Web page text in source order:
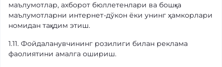
маълумотлар, ахборот бюллетенлари ва бошқа
маълумотларни интернет-дўкон ёки унинг ҳамкорлари
номидан тақдим этиш.
1.11. Фойдаланувчининг розилиги билан реклама
фаолиятини амалга ошириш.